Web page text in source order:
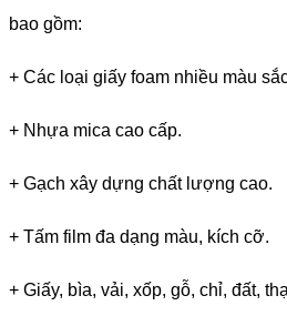
bao gồm:
+ Các loại giấy foam nhiều màu
+ Nhựa mica cao cấp.
+ Gạch xây dựng chất lượng cao.
+ Tấm film đa dạng màu, kích cỡ.
+ Giấy, bìa, vải, xốp, gỗ, chỉ, đất,